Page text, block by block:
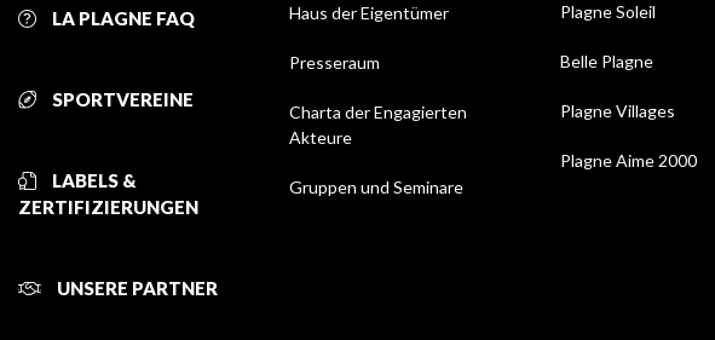
LA PLAGNE FAQ
SPORTVEREINE
LABELS &
ZERTIFIZIERUNGEN
UNSERE PARTNER
Haus der Eigentümer
Presseraum
Charta der Engagierten
Akteure
Gruppen und Seminare
Plagne Soleil
Belle Plagne
Plagne Villages
Plagne Aime 2000